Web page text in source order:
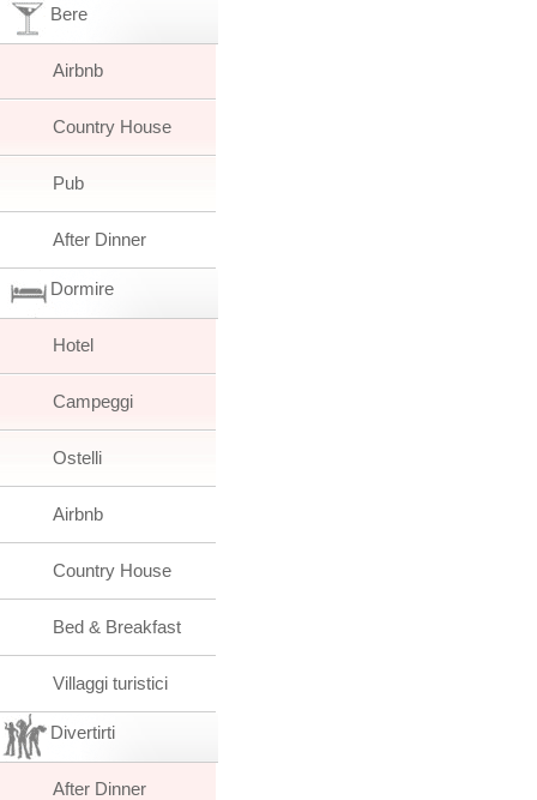
Bere
Airbnb
Country House
Pub
After Dinner
Dormire
Hotel
Campeggi
Ostelli
Airbnb
Country House
Bed & Breakfast
Villaggi turistici
Divertirti
After Dinner